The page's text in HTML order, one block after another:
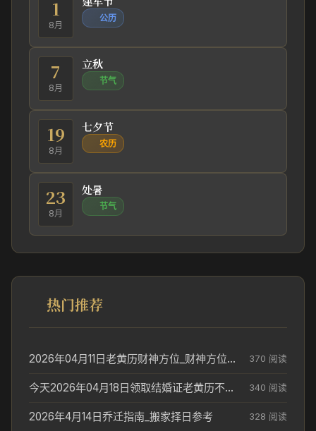
1
8月
公历
7
8月
立秋
节气
19
8月
七夕节
农历
23
8月
处暑
节气
热门推荐
2026年04月11日老黄历财神方位_财神方位与供奉讲究 370 阅读
今天2026年04月18日领取结婚证老黄历不适合吗_领证日期参考 340 阅读
2026年4月14日乔迁指南_搬家择日参考 328 阅读